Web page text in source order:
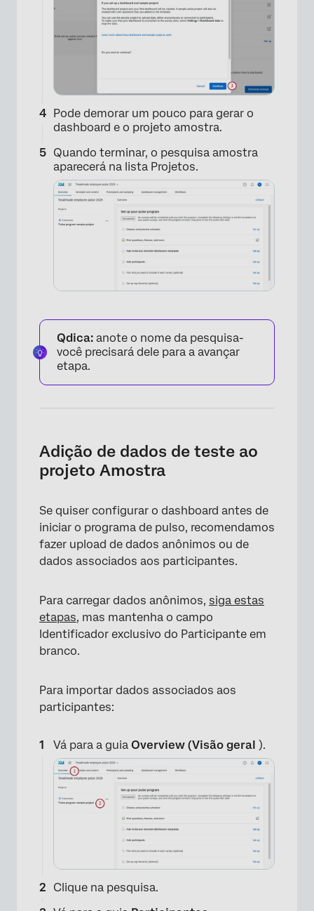
×
Pode demorar um pouco para gerar o
dashboard e o projeto amostra.
Quando terminar, o pesquisa amostra
aparecerá na lista Projetos.
×
Qdica: anote o nome da pesquisa-
você precisará dele para a avançar
etapa.
Adição de dados de teste ao
projeto Amostra
Se quiser configurar o dashboard antes de
iniciar o programa de pulso, recomendamos
fazer upload de dados anônimos ou de
dados associados aos participantes.
Para carregar dados anônimos, siga estas
etapas, mas mantenha o campo
Identificador exclusivo do Participante em
branco.
Para importar dados associados aos
participantes:
Vá para a guia Overview (Visão geral ).
Clique na pesquisa.